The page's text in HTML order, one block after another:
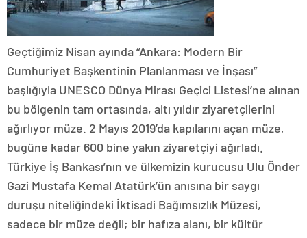
Geçtiğimiz Nisan ayında “Ankara: Modern Bir
Cumhuriyet Başkentinin Planlanması ve İnşası”
başlığıyla UNESCO Dünya Mirası Geçici Listesi’ne alınan
bu bölgenin tam ortasında, altı yıldır ziyaretçilerini
ağırlıyor müze. 2 Mayıs 2019’da kapılarını açan müze,
bugüne kadar 600 bine yakın ziyaretçiyi ağırladı.
Türkiye İş Bankası’nın ve ülkemizin kurucusu Ulu Önder
Gazi Mustafa Kemal Atatürk’ün anısına bir saygı
duruşu niteliğindeki İktisadi Bağımsızlık Müzesi,
sadece bir müze değil; bir hafıza alanı, bir kültür